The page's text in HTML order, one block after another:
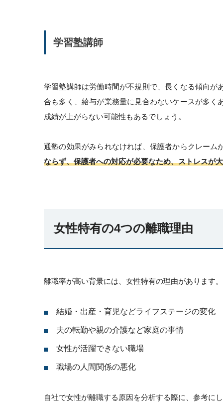
学習塾講師
学習塾講師は労働時間が不規則で、長くなる傾向
合も多く、給与が業務量に見合わないケースが多
成績が上がらない可能性もあるでしょう。
通塾の効果がみられなければ、保護者からクレーム
ならず、保護者への対応が必要なため、ストレスが
女性特有の4つの離職理由
離職率が高い背景には、女性特有の理由があります
結婚・出産・育児などライフステージの変化
夫の転勤や親の介護など家庭の事情
女性が活躍できない職場
職場の人間関係の悪化
自社で女性が離職する原因を分析する際に、参考に